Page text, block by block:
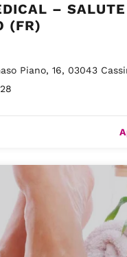
–
(FR)
Piano, 16, 03043